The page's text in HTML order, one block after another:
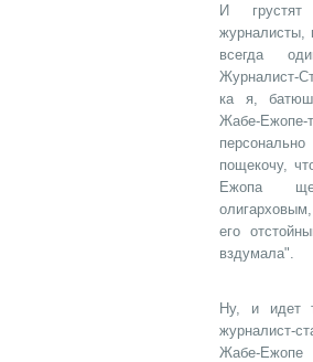
И
журналисты,
всегда
Журналист-
ка я,
Жабе-Ежопе-
пощекочу,
Ежопа
его
вздумала".
Ну, и идет
журналист-
Жабе-